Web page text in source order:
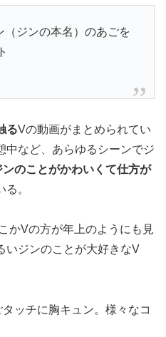
ジンの本名）のあごを
るVの動画がまとめられてい
中など、あらゆるシーンでジ
ンのことがかわいくて仕方が
。
かVの方が年上のようにも見
いジンのことが大好きなV
ッチに胸キュン。様々なコ